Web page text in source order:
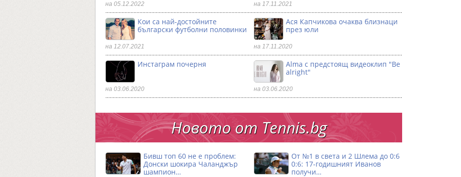
на 05.12.2022 на 17.11.2021
Кои са най-достойните
български футболни половинки
на 12.07.2021
Ася Капчикова очаква близнаци
през юли
на 17.11.2020
Инстаграм почерня
на 03.06.2020
Alma с предстоящ видеоклип "Be
alright"
на 03.06.2020
Новото от Тennis.bg
Бивш топ 60 не е проблем:
Донски шокира Чаланджър
шампион…
От №1 в света и 2 Шлема до 0:6
0:6: 17-годишният Иванов
получи…